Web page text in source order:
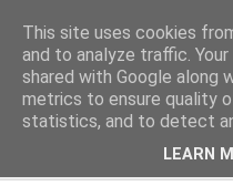
If you have nothing to do,
This site uses cookies
and to analyze traffic.
shared with Google along
metrics to ensure quality
statistics, and to detect
LEARN